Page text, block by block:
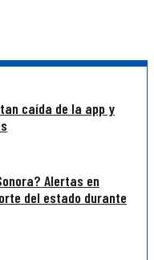
caída de la app y
Alertas en
del estado durante